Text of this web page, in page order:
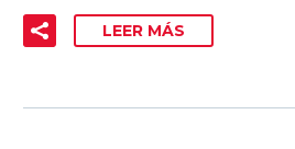
LEER MÁS